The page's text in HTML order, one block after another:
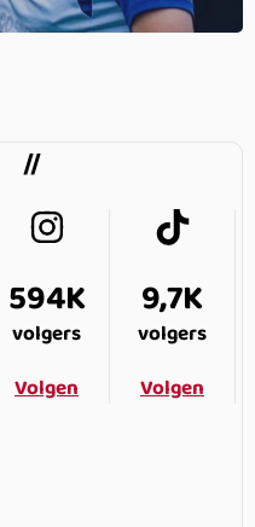
594K
volgers
Volgen
9,7K
volgers
Volgen